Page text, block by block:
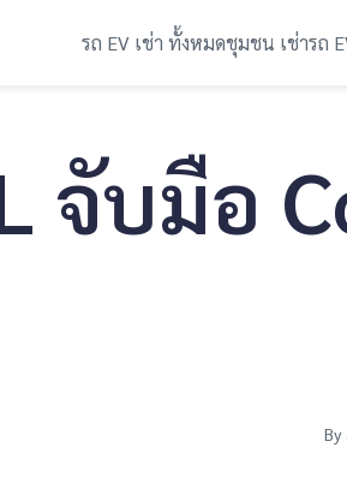
รถ EV เช่า ทั้งหมดชุมชน เช่ารถ
จับมือ
By